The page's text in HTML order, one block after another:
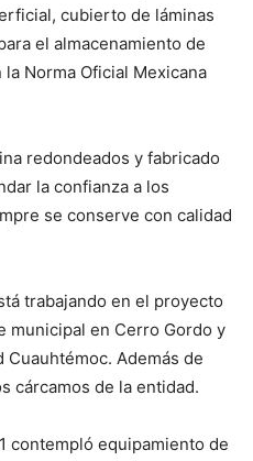
cubierto de láminas
el almacenamiento de
Norma Oficial Mexicana
redondeados y fabricado
la confianza a los
se conserve con calidad
trabajando en el proyecto
municipal en Cerro Gordo y
Cuauhtémoc. Además de
cárcamos de la entidad.
contempló equipamiento de